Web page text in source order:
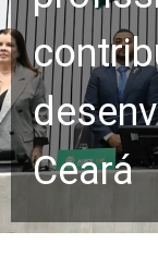
Ceará